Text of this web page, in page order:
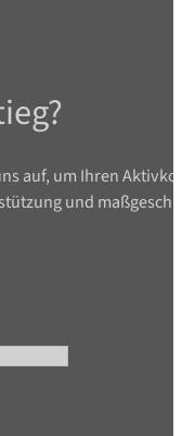
auf, um Ihren
und